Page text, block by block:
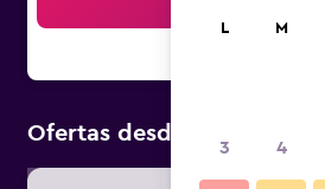
Ofertas desde
L M
3 4